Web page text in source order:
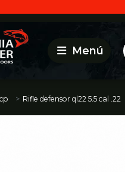
Rifle defensor ql22 5.5 cal .22